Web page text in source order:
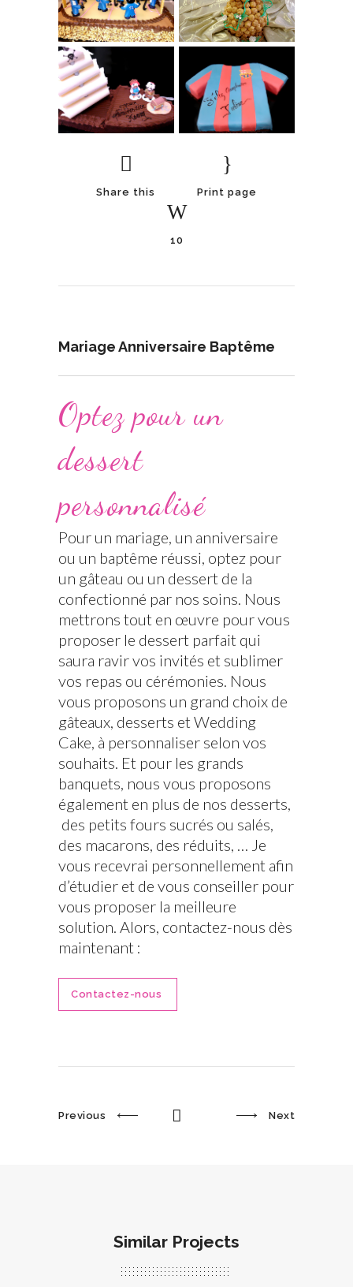
Share this Print page
10
Mariage Anniversaire Baptême
Optez pour un
dessert
personnalisé
Pour un mariage, un anniversaire
ou un baptême réussi, optez pour
un gâteau ou un dessert de la
confectionné par nos soins. Nous
mettrons tout en œuvre pour vous
proposer le dessert parfait qui
saura ravir vos invités et sublimer
vos repas ou cérémonies. Nous
vous proposons un grand choix de
gâteaux, desserts et Wedding
Cake, à personnaliser selon vos
souhaits. Et pour les grands
banquets, nous vous proposons
également en plus de nos desserts,
des petits fours sucrés ou salés,
des macarons, des réduits, … Je
vous recevrai personnellement afin
d’étudier et de vous conseiller pour
vous proposer la meilleure
solution. Alors, contactez-nous dès
maintenant :
Contactez-nous
Previous Next
Similar Projects